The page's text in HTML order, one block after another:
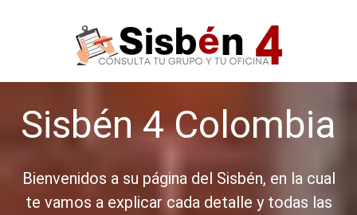
Sisbén 4 Colombia
Bienvenidos a su página del Sisbén, en la cual
te vamos a explicar cada detalle y todas las